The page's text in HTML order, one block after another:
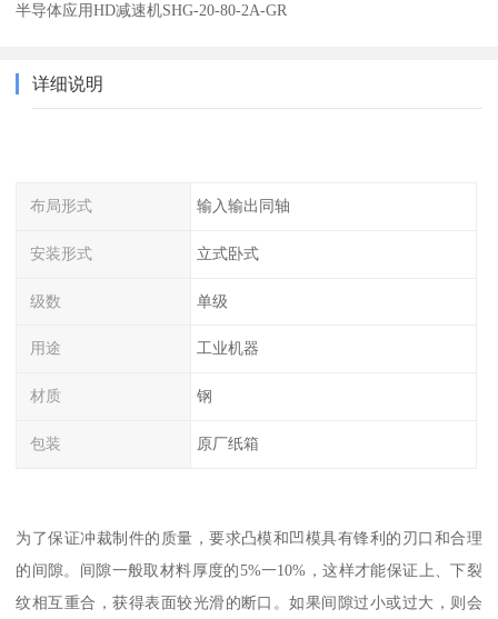
半导体应用HD减速机SHG-20-80-2A-GR
详细说明
布局形式 输入输出同轴
安装形式 立式卧式
级数 单级
用途 工业机器
材质 钢
包装 原厂纸箱
为了保证冲裁制件的质量，要求凸模和凹模具有锋利的刃口和合理
的间隙。间隙一般取材料厚度的5%一10%，这样才能保证上、下裂
纹相互重合，获得表面较光滑的断口。如果间隙过小或过大，则会